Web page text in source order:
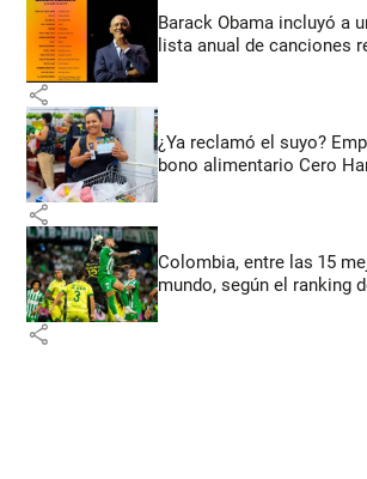
Barack Obama incluyó a
lista anual de canciones
share
¿Ya reclamó el suyo?
bono alimentario Cero
share
Colombia, entre las 15
mundo, según el ranking
share